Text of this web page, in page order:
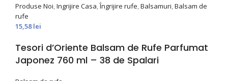
Produse Noi Ingrijire Casa ,Îngrijire rufe Balsamuri Balsam de
rufe
15,58lei
Tesori d’Oriente Balsam de Rufe Parfumat
Japonez 760 ml – 38 de Spalari